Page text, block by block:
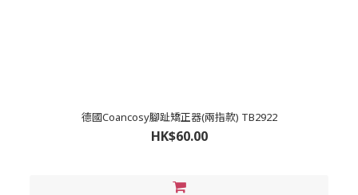
德國Coancosy腳趾矯正器(兩指款) TB2922
HK$60.00